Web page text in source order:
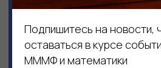
Подпишитесь на новости,
оставаться в курсе
МММФ и математики